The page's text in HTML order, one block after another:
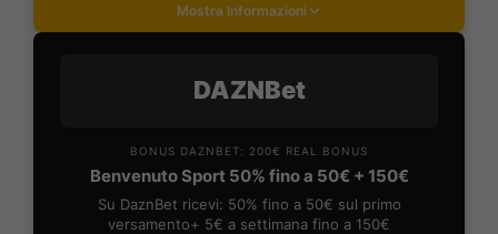
Mostra Informazioni
DAZNBet
BONUS DAZNBET: 200€ REAL BONUS
Benvenuto Sport 50% fino a 50€ + 150€
Su DaznBet ricevi: 50% fino a 50€ sul primo
versamento+ 5€ a settimana fino a 150€